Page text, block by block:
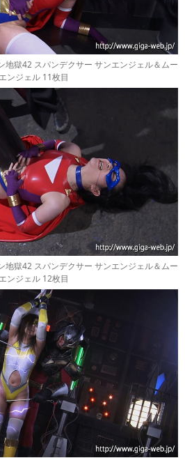
地獄42 スパンデクサー サンエンジェル＆ムー
ンジェル 11枚目
地獄42 スパンデクサー サンエンジェル＆ムー
ンジェル 12枚目